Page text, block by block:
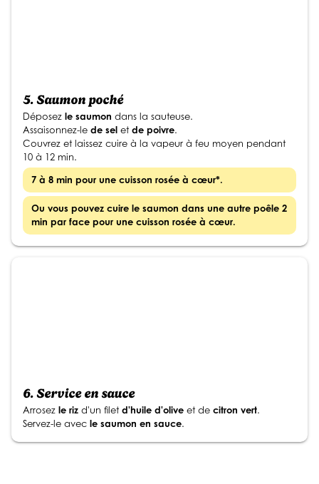
5.Saumon poché
Déposez le saumon dans la sauteuse.
Assaisonnez-le de sel et de poivre.
Couvrez et laissez cuire à la vapeur à feu moyen pendant
10 à 12 min.
7 à 8 min pour une cuisson rosée à cœur*.
Ou vous pouvez cuire le saumon dans une autre poêle 2
min par face pour une cuisson rosée à cœur.
6.Service en sauce
Arrosez le riz d'un filet d'huile d'olive et de citron vert.
Servez-le avec le saumon en sauce.